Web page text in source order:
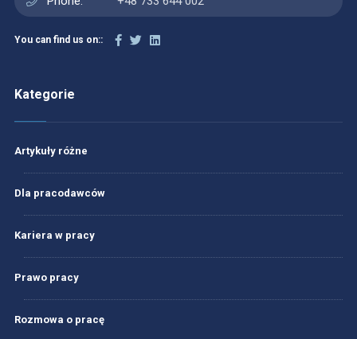
You can find us on::
Kategorie
Artykuły różne
Dla pracodawców
Kariera w pracy
Prawo pracy
Rozmowa o pracę